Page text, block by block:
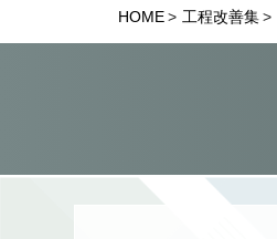
HOME
工程改善集